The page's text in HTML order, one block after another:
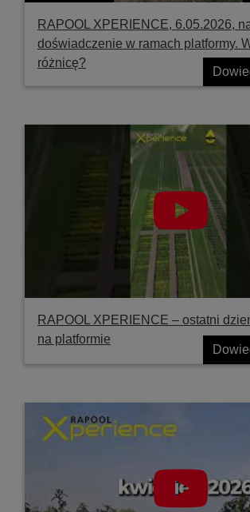
RAPOOL XPERIENCE, 6.05.2026,
doświadczenie w ramach platformy.
różnicę?
RAPOOL XPERIENCE – ostatni
na platformie